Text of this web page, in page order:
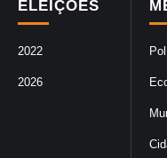
ELEIÇÕES
2022
2026